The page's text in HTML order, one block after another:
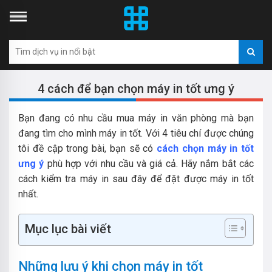
4 cách để bạn chọn máy in tốt ưng ý
Bạn đang có nhu cầu mua máy in văn phòng mà bạn
đang tìm cho mình máy in tốt. Với 4 tiêu chí được chúng
tôi đề cập trong bài, bạn sẽ có cách chọn máy in tốt
ưng ý phù hợp với nhu cầu và giá cả. Hãy nắm bắt các
cách kiểm tra máy in sau đây để đặt được máy in tốt
nhất.
Mục lục bài viết
Những lưu ý khi chọn máy in tốt